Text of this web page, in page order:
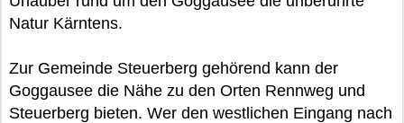
Natur Kärntens.
Zur Gemeinde Steuerberg gehörend kann der
Goggausee die Nähe zu den Orten Rennweg und
Steuerberg bieten. Wer den westlichen Eingang nach